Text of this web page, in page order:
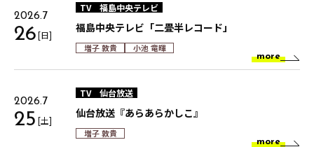
2026.7
26[日]
TV 福島中央テレビ
福島中央テレビ「二畳半レコード」
増子 敦貴 小池 竜暉
more
2026.7
25 [土]
TV 仙台放送
仙台放送『あらあらかしこ』
増子 敦貴
more